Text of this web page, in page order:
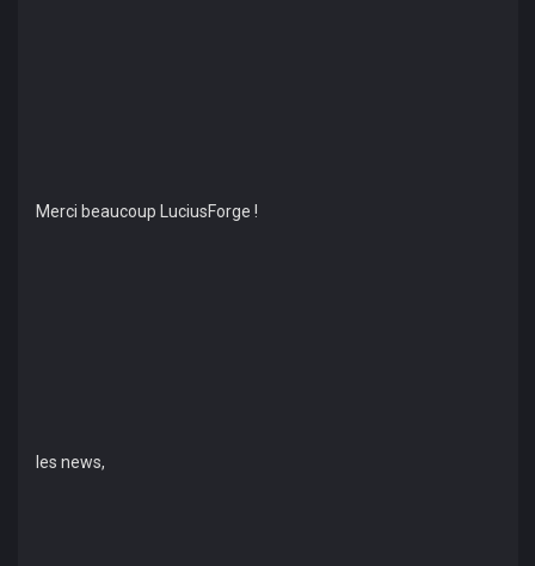
Merci beaucoup LuciusForge !
les news,